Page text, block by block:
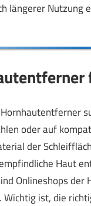
längerer
oder auf
der
Haut
Onlineshops
ist, die